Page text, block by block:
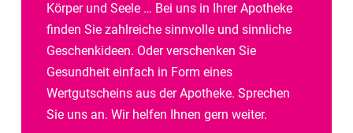
Körper und Seele … Bei uns in Ihrer Apotheke
finden Sie zahlreiche sinnvolle und sinnliche
Geschenkideen. Oder verschenken Sie
Gesundheit einfach in Form eines
Wertgutscheins aus der Apotheke. Sprechen
Sie uns an. Wir helfen Ihnen gern weiter.